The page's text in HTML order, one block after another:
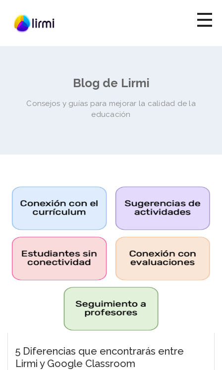
Blog de Lirmi
Consejos y guías para mejorar la calidad de la
educación
5 Diferencias que encontrarás entre
Lirmi y Google Classroom